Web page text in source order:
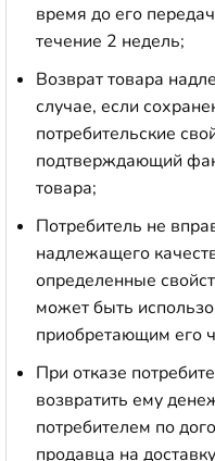
время до его
течение 2 недель;
Возврат товара
случае, если
потребительские
подтверждающий
товара;
Потребитель не
надлежащего
определенные
может быть
приобретающим его
При отказе
возвратить ему
потребителем по
продавца на